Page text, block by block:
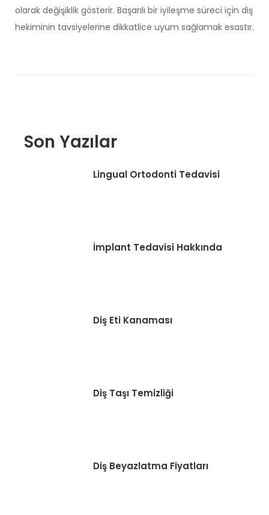
olarak değişiklik gösterir. Başarılı bir iyileşme süreci için diş
hekiminin tavsiyelerine dikkatlice uyum sağlamak esastır.
Son Yazılar
Lingual Ortodonti Tedavisi
İmplant Tedavisi Hakkında
Diş Eti Kanaması
Diş Taşı Temizliği
Diş Beyazlatma Fiyatları